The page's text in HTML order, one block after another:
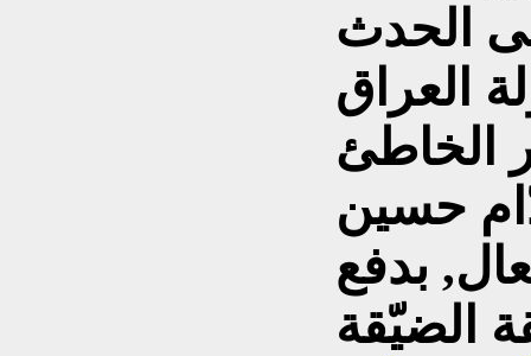
الحدث
العراق
الخاطئ
حسين
بدفع
الضيّقة